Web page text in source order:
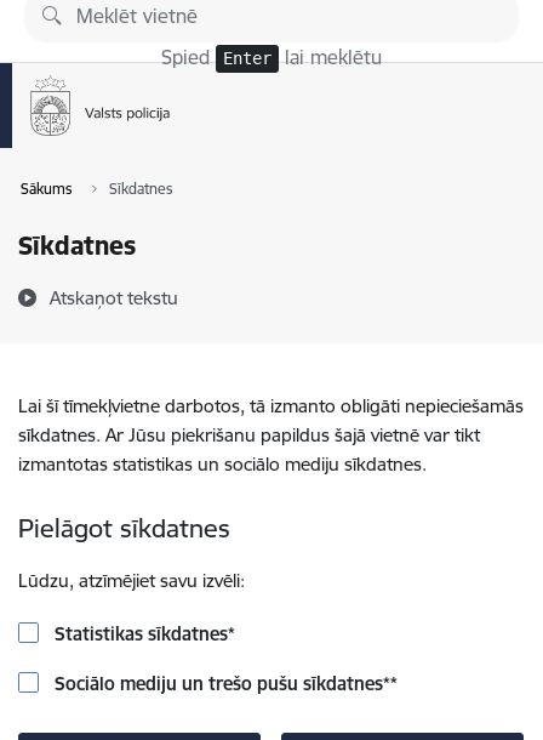
Pāriet uz lapas saturu
Spied Enter lai meklētu
Sākums Sīkdatnes
Sīkdatnes
Atskaņot tekstu
Lai šī tīmekļvietne darbotos, tā izmanto obligāti nepieciešamās
sīkdatnes. Ar Jūsu piekrišanu papildus šajā vietnē var tikt
izmantotas statistikas un sociālo mediju sīkdatnes.
Pielāgot sīkdatnes
Lūdzu, atzīmējiet savu izvēli:
Statistikas sīkdatnes*
Sociālo mediju un trešo pušu sīkdatnes**